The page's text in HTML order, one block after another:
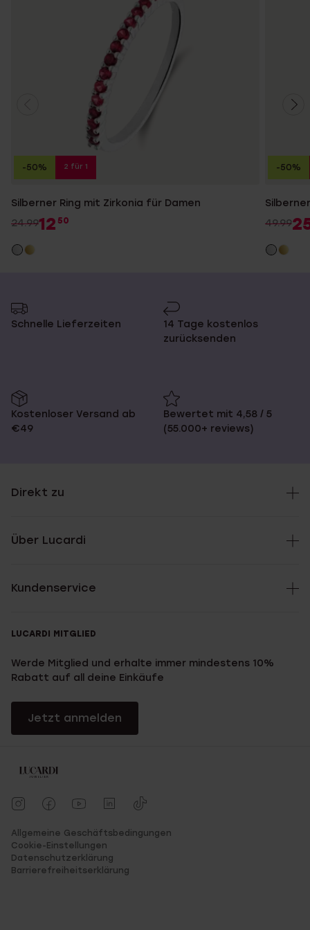
Silberner Ring mit Zirkonia für Damen
24.9912 50
-50% 2 für 1
49.99
-50%
Schnelle Lieferzeiten
14 Tage kostenlos
zurücksenden
Kostenloser Versand ab
€49
Bewertet mit 4,58 / 5
(55.000+ reviews)
Direkt zu
Über Lucardi
Kundenservice
LUCARDI MITGLIED
Werde Mitglied und erhalte immer mindestens 10%
Rabatt auf all deine Einkäufe
Jetzt anmelden
Allgemeine Geschäftsbedingungen
Cookie-Einstellungen
Datenschutzerklärung
Barrierefreiheitserklärung